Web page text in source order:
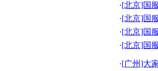
·[北京]国
奥迪A6L
·[北京]国
最高直降
·[北京]国
最高直降
·[北京]国
最高直降
·[广州]大